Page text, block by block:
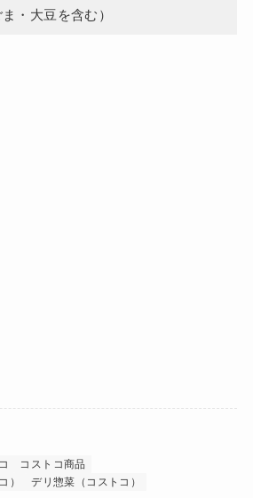
ま・大豆を含む）
コストコ商品
）
デリ惣菜（コストコ）